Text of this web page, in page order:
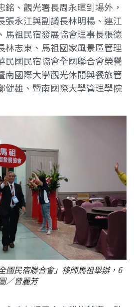
銘、觀光署長周永暉到場外，
張永江與副議長林明楊、連江
馬祖民宿發展協會理事長張德
林志東、馬祖國家風景區管理
民國民宿協會全國聯合會榮譽
南國際大學觀光休閒與餐旅管
健雄、暨南國際大學管理學院
國民宿聯合會」移師馬祖舉辦，6
／曾麗芳